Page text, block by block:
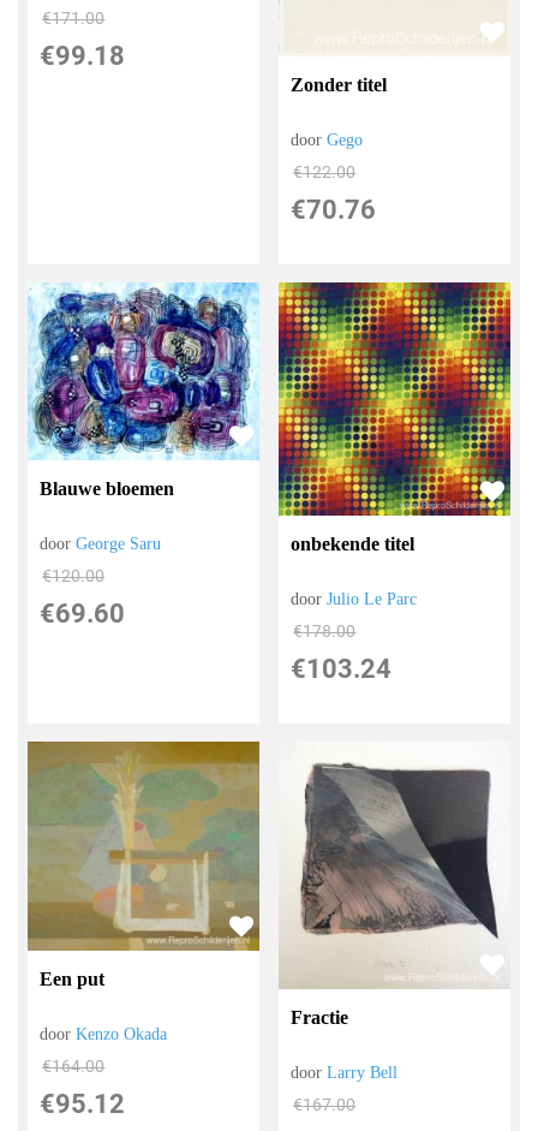
€171.00
€99.18
Zonder titel
doorGego
€122.00
€70.76
Blauwe bloemen
doorGeorge Saru
€120.00
€69.60
onbekende titel
doorJulio Le Parc
€178.00
€103.24
Een put
doorKenzo Okada
€164.00
€95.12
Fractie
doorLarry Bell
€167.00